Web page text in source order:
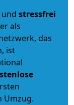
und stressfrei
als
das
ist
Umzug.